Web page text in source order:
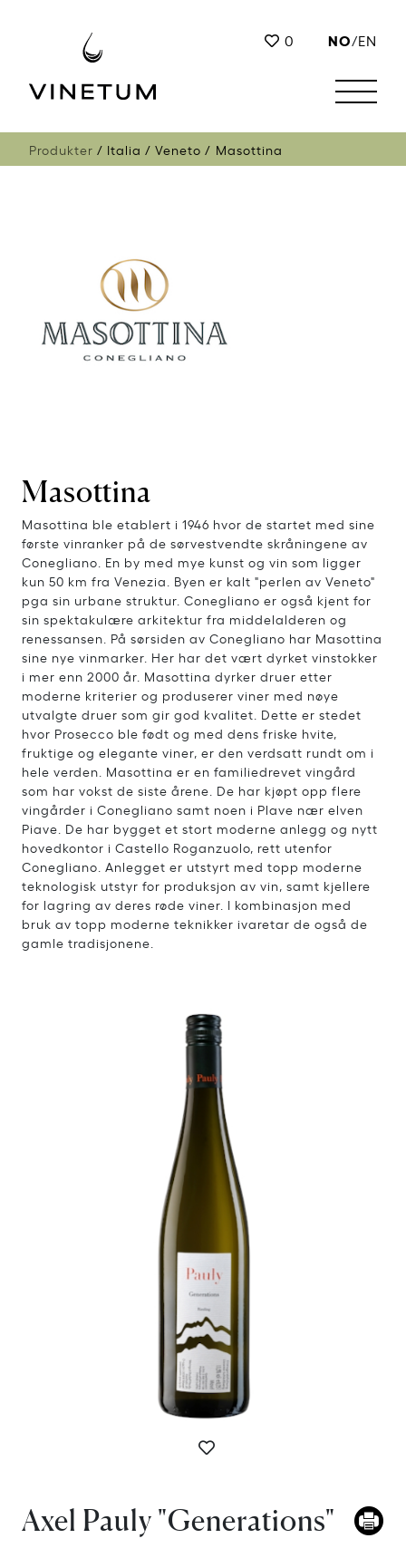
0 NO/EN
Produkter Italia Veneto Masottina
Masottina
Masottina ble etablert i 1946 hvor de startet med sine
første vinranker på de sørvestvendte skråningene av
Conegliano. En by med mye kunst og vin som ligger
kun 50 km fra Venezia. Byen er kalt "perlen av Veneto"
pga sin urbane struktur. Conegliano er også kjent for
sin spektakulære arkitektur fra middelalderen og
renessansen. På sørsiden av Conegliano har Masottina
sine nye vinmarker. Her har det vært dyrket vinstokker
i mer enn 2000 år. Masottina dyrker druer etter
moderne kriterier og produserer viner med nøye
utvalgte druer som gir god kvalitet. Dette er stedet
hvor Prosecco ble født og med dens friske hvite,
fruktige og elegante viner, er den verdsatt rundt om i
hele verden. Masottina er en familiedrevet vingård
som har vokst de siste årene. De har kjøpt opp flere
vingårder i Conegliano samt noen i Plave nær elven
Piave. De har bygget et stort moderne anlegg og nytt
hovedkontor i Castello Roganzuolo, rett utenfor
Conegliano. Anlegget er utstyrt med topp moderne
teknologisk utstyr for produksjon av vin, samt kjellere
for lagring av deres røde viner. I kombinasjon med
bruk av topp moderne teknikker ivaretar de også de
gamle tradisjonene.
Axel Pauly "Generations"